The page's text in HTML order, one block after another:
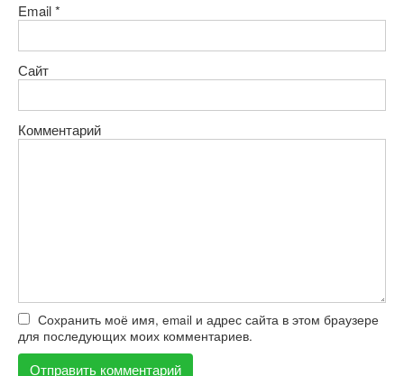
Email*
Сайт
Комментарий
Сохранить моё имя, email и адрес сайта в этом браузере
для последующих моих комментариев.